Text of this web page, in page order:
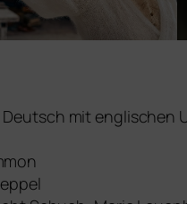
Deutsch mit eng­li­schen